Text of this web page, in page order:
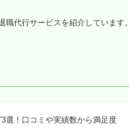
代行サービスを紹介しています。
選！口コミや実績数から満足度